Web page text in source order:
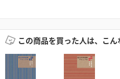
この商品を買った人は、こん